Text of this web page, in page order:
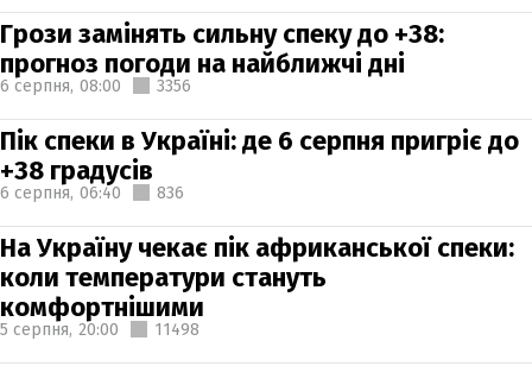
Грози замінять сильну спеку до +38:
прогноз погоди на найближчі дні
6 серпня, 08:00 3356
Пік спеки в Україні: де 6 серпня пригріє до
+38 градусів
6 серпня, 06:40 836
На Україну чекає пік африканської спеки:
коли температури стануть
комфортнішими
5 серпня, 20:00 11498